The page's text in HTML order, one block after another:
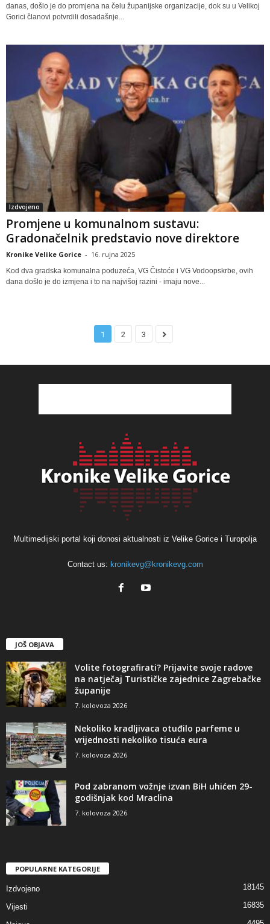
danas, došlo je do promjena na čelu županijske organizacije, dok su u Velikoj
Gorici članovi potvrdili dosadašnje...
Izdvojeno
Promjene u komunalnom sustavu:
Gradonačelnik predstavio nove direktore
Kronike Velike Gorice - 16. rujna 2025
Kod dva gradska komunalna poduzeća, VG Čistoće i VG Vodoopskrbe, ovih
dana došlo je do izmjena i to na najvišoj razini - imaju nove...
1 2 3
Multimedijski portal koji donosi aktualnosti iz Velike Gorice i Turopolja
Contact us: kronikevg@kronikevg.com
JOŠ OBJAVA
Volite fotografirati? Prijavite svoje radove
na natječaj Turističke zajednice Zagrebačke
županije
7. kolovoza 2026
Nekoliko kradljivaca otuđilo parfeme u
vrijednosti nekoliko tisuća eura
7. kolovoza 2026
Pod zabranom vožnje izvan BiH uhićen 29-
godišnjak kod Mraclina
7. kolovoza 2026
POPULARNE KATEGORIJE
Izdvojeno 18145
Vijesti 16835